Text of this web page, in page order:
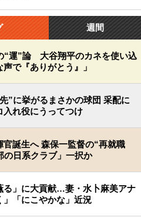
週間
“運”論 大谷翔平のカネを使い込
で『ありがとう』」
”に挙がるまさかの球団 采配に
入れ役にうってつけ
官誕生へ 森保一監督の“再就職
の日系クラブ」一択か
る」に大貢献…妻・水卜麻美アナ
」「にこやかな」近況